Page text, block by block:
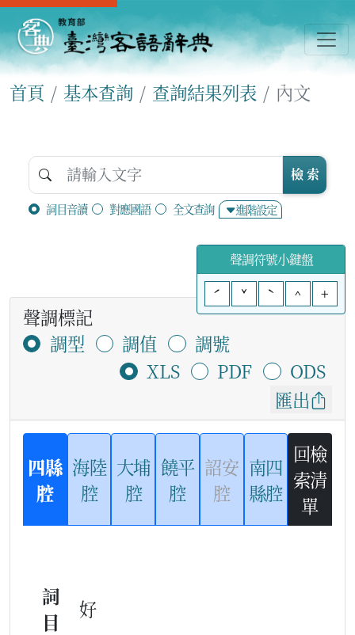
首頁 基本查詢 查詢結果列表 內文
詞目音讀 對應國語 全文查詢 進階設定
檢 索
聲調符號小鍵盤
ˊ
ˇ ˋ ^ +
聲調標記
調型
調值
調號
XLS
PDF
ODS
匯出
四縣
腔
海陸
腔
大埔
腔
饒平
腔
詔安
腔
南四
縣腔
回檢
索清
單
詞
目
好